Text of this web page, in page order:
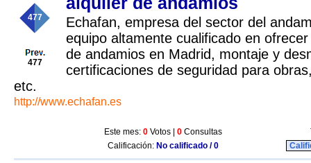
477
477
Echafan, empresa del sector del
equipo altamente cualificado en
de andamios en Madrid, montaje y
certificaciones de seguridad para
etc.
http://www.echafan.es
Este mes: 0 Votos | 0 Consultas
Calificación: No calificado / 0